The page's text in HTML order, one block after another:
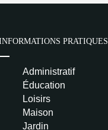
PRATIQUES
Administratif
Éducation
Loisirs
Maison
Jardin